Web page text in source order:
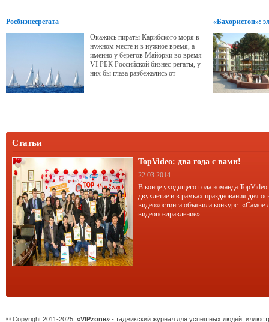
Росбизнесрегата
Окажись пираты Карибского моря в
нужном месте и в нужное время, а
именно у берегов Майорки во время
VI РБК Российской бизнес-регаты, у
них бы глаза разбежались от
«Бахористон»:
Статьи
TopVideo: два года с вами!
22.03.2014
В конце уходящего года команда TopVideo
двухлетие и в рамках празднования дня
видеохостинга объявила конкурс -«Самое
видеопоздравление».
© Copyright 2011-2025. «VIPzone» - таджикский журнал для успешных людей,